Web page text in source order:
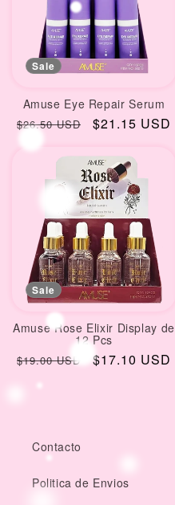
Sale
Amuse Eye Repair Serum
Regular
price
$26.50 USD
Sale
$21.15 USD
Sale
Amuse Rose Elixir Display de
12 Pcs
Regular
$19.00 USD
Sale
$17.10 USD
Contacto
Politica de Envios